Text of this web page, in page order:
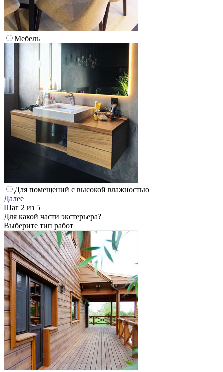
Мебель
Для помещений с высокой влажностью
Далее
Шаг 2 из 5
Для какой части экстерьера?
Выберите тип работ